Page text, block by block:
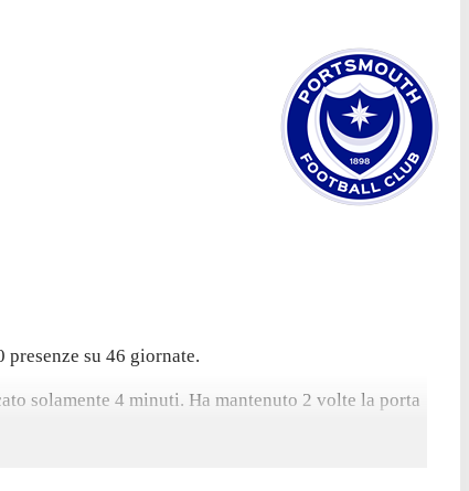
su 46 giornate.
solamente 4 minuti. Ha mantenuto 2 volte la porta